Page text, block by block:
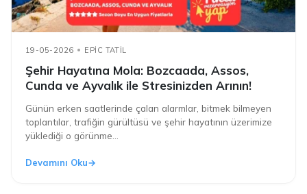
19-05-2026 EPIC TATIL
Şehir Hayatına Mola: Bozcaada, Assos,
Cunda ve Ayvalık ile Stresinizden Arının!
Günün erken saatlerinde çalan alarmlar, bitmek bilmeyen
toplantılar, trafiğin gürültüsü ve şehir hayatının üzerimize
yüklediği o görünme...
Devamını Oku